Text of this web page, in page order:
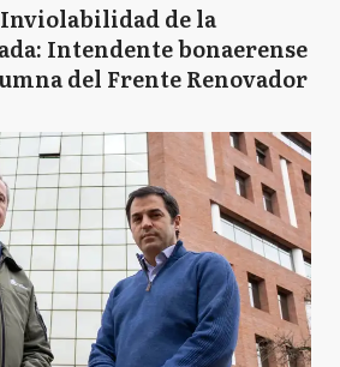
de la
Intendente bonaerense
del Frente Renovador